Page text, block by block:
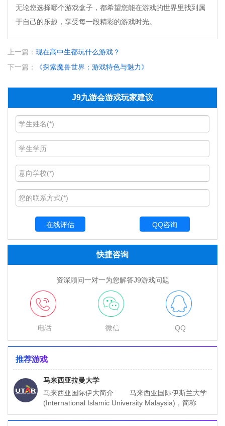
无论您选择哪个游戏盒子，都希望您能在游戏的世界里找到属
于自己的乐趣，享受每一段精彩的游戏时光。
上一篇： 现在高中生都玩什么游戏？
下一篇：
《探索魔兽世界：游戏特色与魅力》
J9九游会游戏玩家建议
QQ咨询
快捷咨询
资深顾问一对一为您解答J9游戏问题
电话 微信 QQ
推荐游戏
马来西亚拉曼大学
马来西亚国际伊大简介 马来西亚国际伊斯兰大学
(International Islamic University Malaysia)，简称
IIUM，由马来西亚